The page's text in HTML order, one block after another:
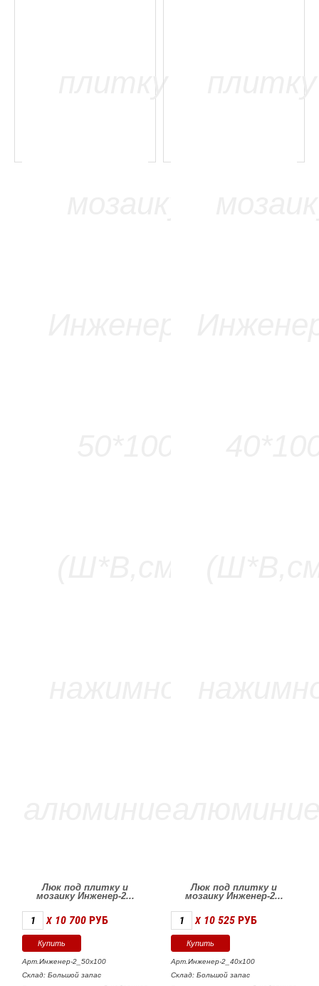
Люк под плитку и
мозаику Инженер-2...
X 10 700 РУБ
Арт.Инженер-2_50х100
Склад: Большой запас
Люк под плитку и
мозаику Инженер-2...
X 10 525 РУБ
Арт.Инженер-2_40х100
Склад: Большой запас